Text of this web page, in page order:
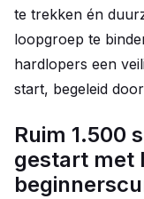
te trekken én
loopgroep te
hardlopers een
start, begeleid
Ruim 1.500
gestart met